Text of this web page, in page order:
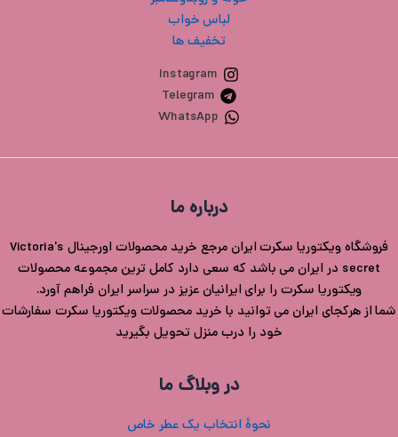
لباس خواب
تخفیف ها
Instagram
Telegram
WhatsApp
درباره ما
فروشگاه ویکتوریا سکرت ایران مرجع خرید محصولات اورجینال Victoria's
secret در ایران می باشد که سعی دارد کامل ترین مجموعه محصولات
ویکتوریا سکرت را برای ایرانیان عزیز در سراسر ایران فراهم آورد.
شما از هرکجای ایران می توانید با خرید محصولات ویکتوریا سکرت سفارشات
خود را درب منزل تحویل بگیرید
در وبلاگ ما
نحوۀ انتخاب یک عطر خاص